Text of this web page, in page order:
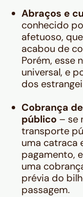
Abraços e
conhecido
afetuoso,
acabou de
Porém, esse
universal, e
dos
Cobrança
público – se
transporte
uma catraca
pagamento,
uma
prévia do
passagem.